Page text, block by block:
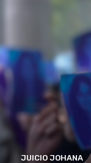
JUICIO JOHANA